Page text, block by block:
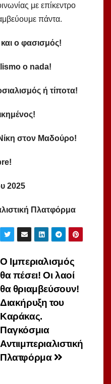
με επίκεντρο
πάντα.
ο φασισμός!
o nada!
ή τίποτα!
στον Μαδούρο!
2025
Πλατφόρμα
Ο Ιμπεριαλισμός
θα πέσει! Οι λαοί
θα θριαμβεύσουν!
Διακήρυξη του
Καράκας.
Παγκόσμια
Αντιιμπεριαλιστική
Πλατφόρμα